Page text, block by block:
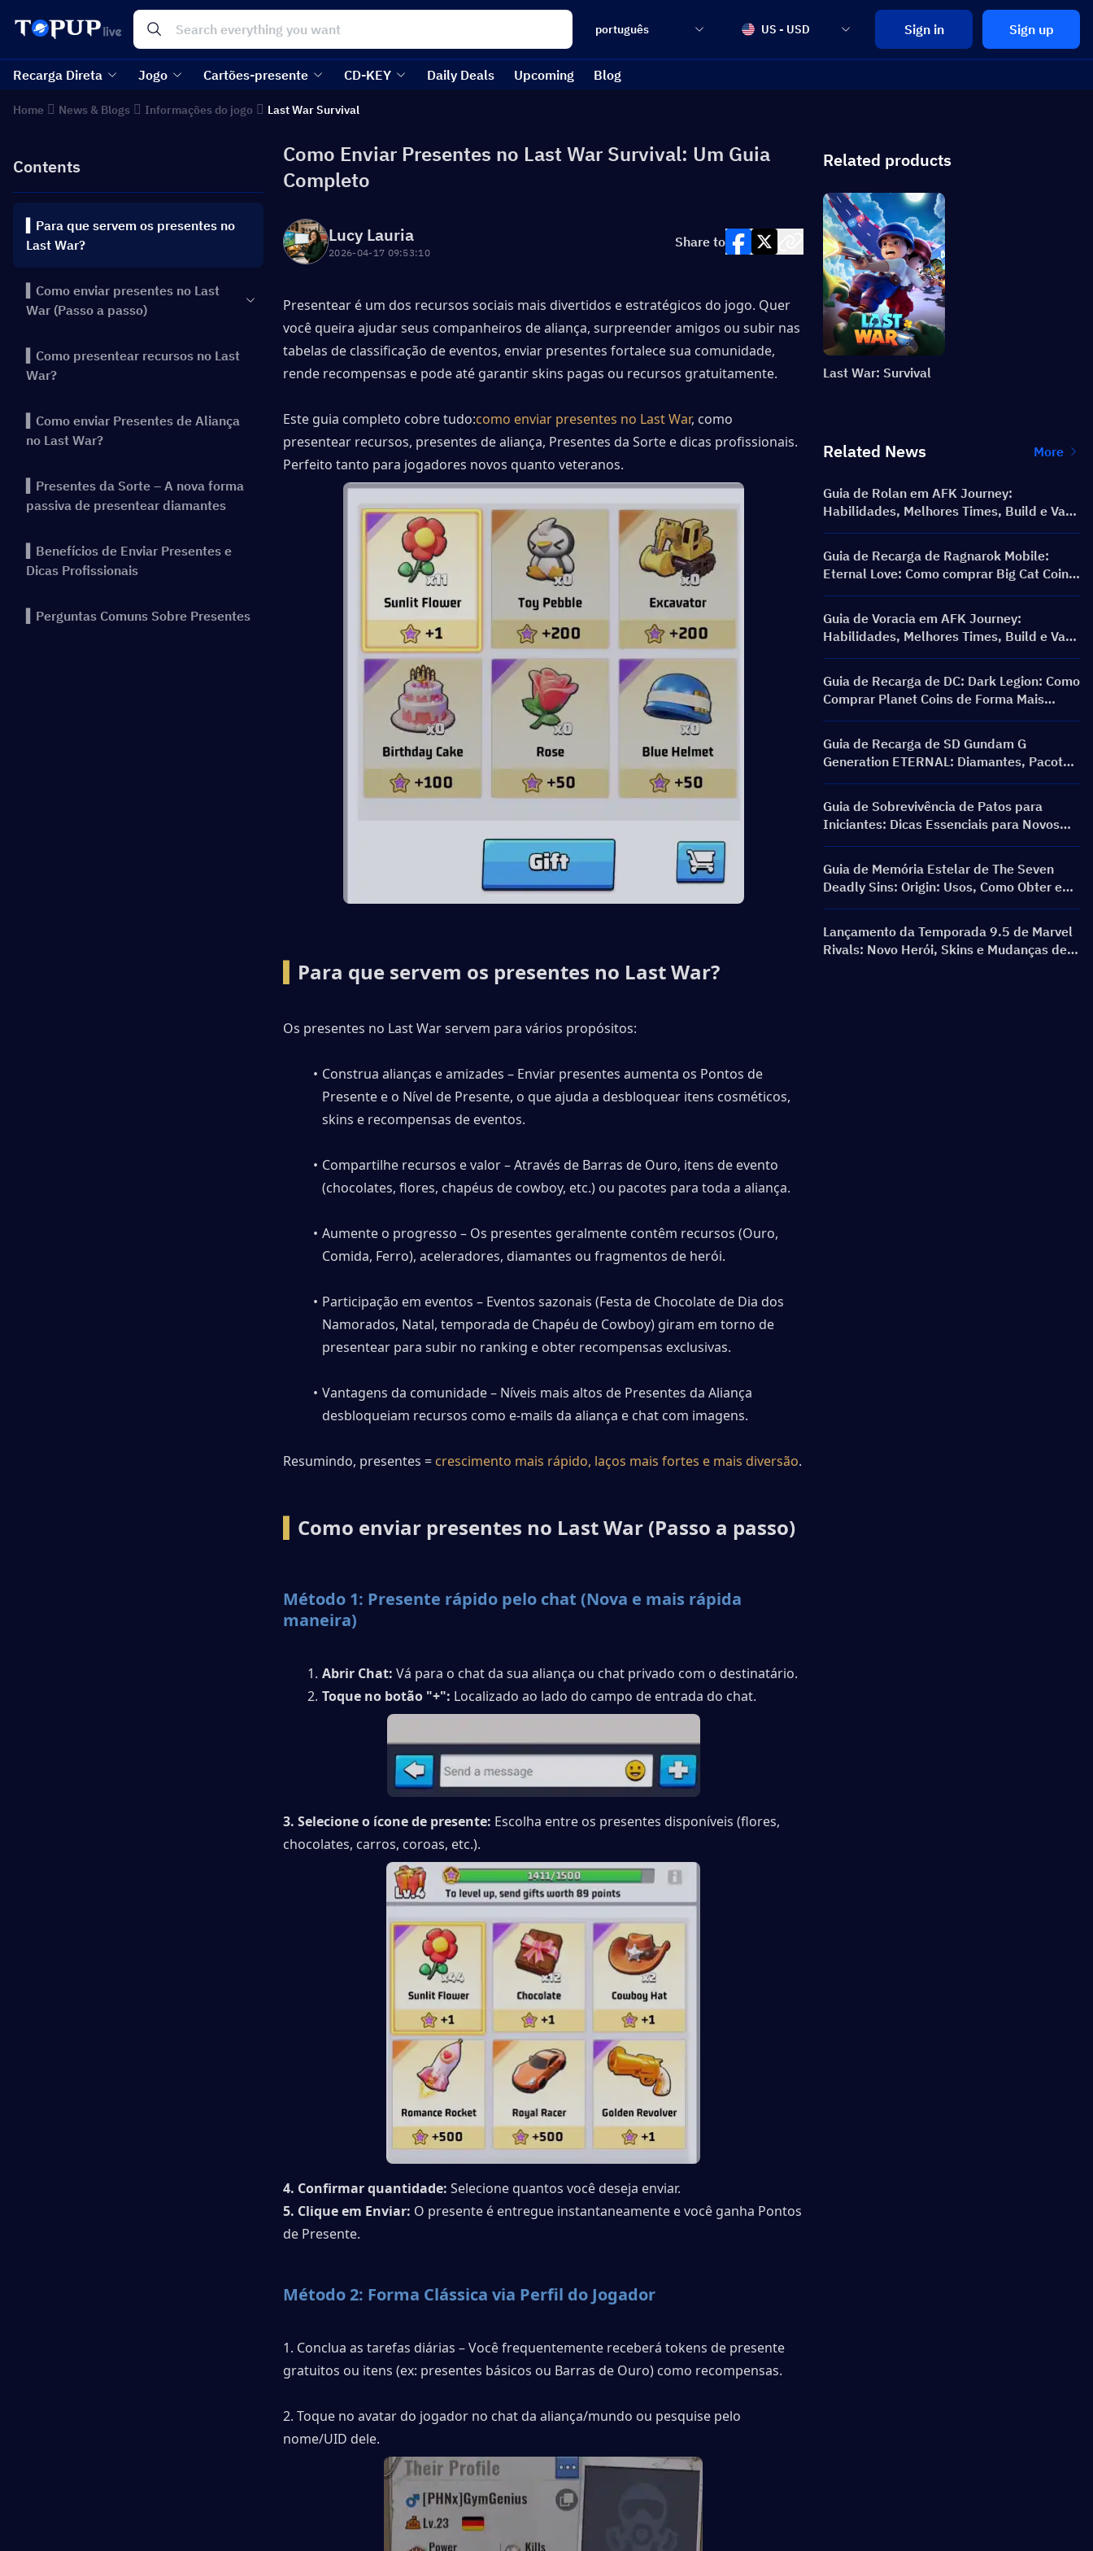
português US - USD Sign in Sign up
Recarga Direta Jogo Cartões-presente CD-KEY Daily Deals Upcoming Blog
Home News & Blogs Informações do jogo Last War Survival
Contents
▍Para que servem os presentes no
Last War?
▍Como enviar presentes no Last
War (Passo a passo)
▍Como presentear recursos no Last
War?
▍Como enviar Presentes de Aliança
no Last War?
▍Presentes da Sorte – A nova forma
passiva de presentear diamantes
▍Benefícios de Enviar Presentes e
Dicas Profissionais
▍Perguntas Comuns Sobre Presentes
Como Enviar Presentes no Last War Survival: Um Guia
Completo
Lucy Lauria
2026-04-17 09:53:10
Share to
Presentear é um dos recursos sociais mais divertidos e estratégicos do jogo. Quer
você queira ajudar seus companheiros de aliança, surpreender amigos ou subir nas
tabelas de classificação de eventos, enviar presentes fortalece sua comunidade,
rende recompensas e pode até garantir skins pagas ou recursos gratuitamente.
Este guia completo cobre tudo:como enviar presentes no Last War, como
presentear recursos, presentes de aliança, Presentes da Sorte e dicas profissionais.
Perfeito tanto para jogadores novos quanto veteranos.
Para que servem os presentes no Last War?
Os presentes no Last War servem para vários propósitos:
Construa alianças e amizades – Enviar presentes aumenta os Pontos de
Presente e o Nível de Presente, o que ajuda a desbloquear itens cosméticos,
skins e recompensas de eventos.
Compartilhe recursos e valor – Através de Barras de Ouro, itens de evento
(chocolates, flores, chapéus de cowboy, etc.) ou pacotes para toda a aliança.
Aumente o progresso – Os presentes geralmente contêm recursos (Ouro,
Comida, Ferro), aceleradores, diamantes ou fragmentos de herói.
Participação em eventos – Eventos sazonais (Festa de Chocolate de Dia dos
Namorados, Natal, temporada de Chapéu de Cowboy) giram em torno de
presentear para subir no ranking e obter recompensas exclusivas.
Vantagens da comunidade – Níveis mais altos de Presentes da Aliança
desbloqueiam recursos como e-mails da aliança e chat com imagens.
Resumindo, presentes = crescimento mais rápido, laços mais fortes e mais diversão.
Como enviar presentes no Last War (Passo a passo)
Método 1: Presente rápido pelo chat (Nova e mais rápida
maneira)
Abrir Chat: Vá para o chat da sua aliança ou chat privado com o destinatário.
Toque no botão "+": Localizado ao lado do campo de entrada do chat.
3. Selecione o ícone de presente: Escolha entre os presentes disponíveis (flores,
chocolates, carros, coroas, etc.).
4. Confirmar quantidade: Selecione quantos você deseja enviar.
5. Clique em Enviar: O presente é entregue instantaneamente e você ganha Pontos
de Presente.
Método 2: Forma Clássica via Perfil do Jogador
1. Conclua as tarefas diárias – Você frequentemente receberá tokens de presente
gratuitos ou itens (ex: presentes básicos ou Barras de Ouro) como recompensas.
2. Toque no avatar do jogador no chat da aliança/mundo ou pesquise pelo
nome/UID dele.
Related products
Last War: Survival
Related News More
Guia de Rolan em AFK Journey:
Habilidades, Melhores Times, Build e Vale
a Pena Pegar?
Guia de Recarga de Ragnarok Mobile:
Eternal Love: Como comprar Big Cat Coin
com um preço melhor?
Guia de Voracia em AFK Journey:
Habilidades, Melhores Times, Build e Vale
a Pena Pegar?
Guia de Recarga de DC: Dark Legion: Como
Comprar Planet Coins de Forma Mais
Barata e Segura
Guia de Recarga de SD Gundam G
Generation ETERNAL: Diamantes, Pacotes
de Quebra de Limite, Preços e Métodos de
Recarga
Guia de Sobrevivência de Patos para
Iniciantes: Dicas Essenciais para Novos
Jogadores
Guia de Memória Estelar de The Seven
Deadly Sins: Origin: Usos, Como Obter e
Melhores Dicas de Gastos
Lançamento da Temporada 9.5 de Marvel
Rivals: Novo Herói, Skins e Mudanças de